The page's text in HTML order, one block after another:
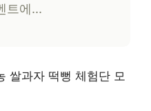
트에…
쌀과자 떡뻥 체험단 모